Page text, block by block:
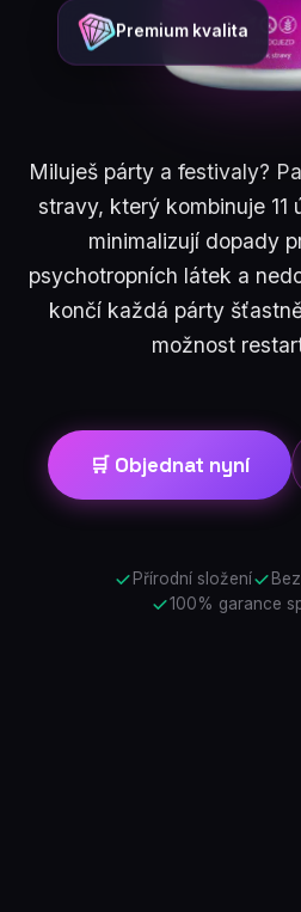
Miluješ párty a festivaly?
stravy, který kombinuje
minimalizují dopady
psychotropních látek a
končí každá párty
možnost
🛒 Objednat nyní
Přírodní složení
100% garance
Premium kvalita